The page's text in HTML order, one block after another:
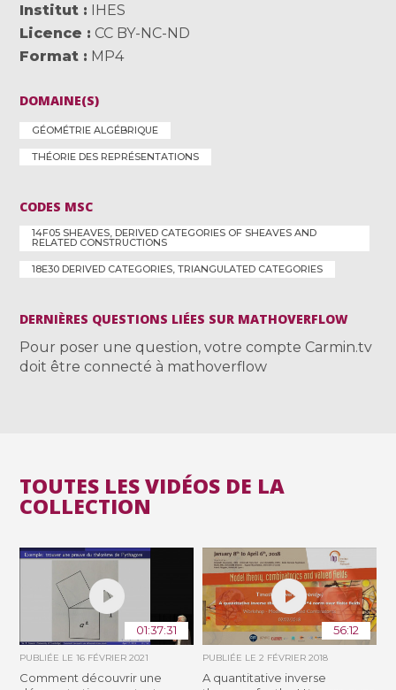
Institut
IHES
Licence
CC BY-NC-ND
Format
MP4
DOMAINE(S)
GÉOMÉTRIE ALGÉBRIQUE
THÉORIE DES REPRÉSENTATIONS
CODES MSC
14F05 SHEAVES, DERIVED CATEGORIES OF SHEAVES AND
RELATED CONSTRUCTIONS
18E30 DERIVED CATEGORIES, TRIANGULATED CATEGORIES
DERNIÈRES QUESTIONS LIÉES SUR MATHOVERFLOW
Pour poser une question, votre compte Carmin.tv
doit être connecté à mathoverflow
TOUTES LES VIDÉOS DE LA
COLLECTION
01:37:31
PUBLIÉE LE16 FÉVRIER 2021
Comment découvrir une
56:12
PUBLIÉE LE 2 FÉVRIER 2018
A quantitative inverse